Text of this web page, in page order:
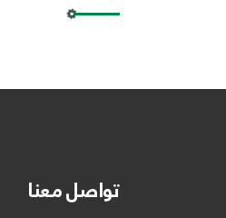
تواصل معنا